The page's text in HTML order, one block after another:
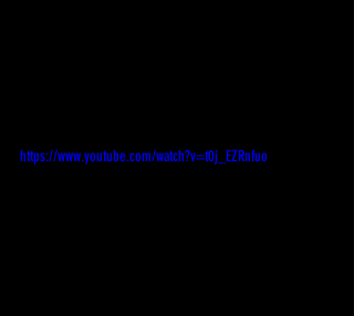
https://www.youtube.com/watch?v=t0j_EZRnfuo